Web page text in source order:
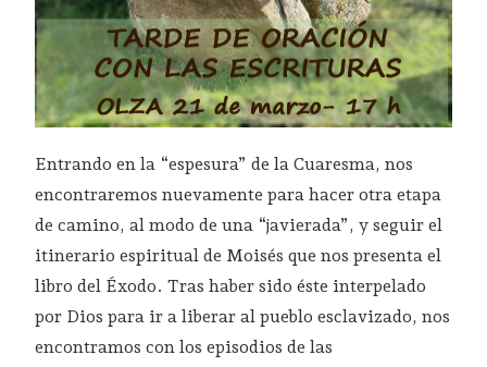
Entrando en la “espesura” de la Cuaresma, nos
encontraremos nuevamente para hacer otra etapa
de camino, al modo de una “javierada”, y seguir el
itinerario espiritual de Moisés que nos presenta el
libro del Éxodo. Tras haber sido éste interpelado
por Dios para ir a liberar al pueblo esclavizado, nos
encontramos con los episodios de las